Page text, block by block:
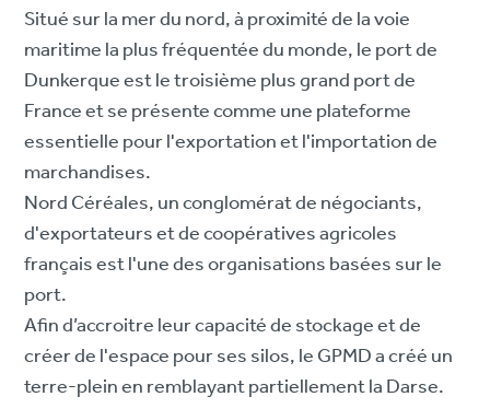
Situé sur la mer du nord, à proximité de la voie
maritime la plus fréquentée du monde, le port de
Dunkerque est le troisième plus grand port de
France et se présente comme une plateforme
essentielle pour l'exportation et l'importation de
marchandises.
Nord Céréales, un conglomérat de négociants,
d'exportateurs et de coopératives agricoles
français est l'une des organisations basées sur le
port.
Afin d’accroitre leur capacité de stockage et de
créer de l'espace pour ses silos, le GPMD a créé un
terre-plein en remblayant partiellement la Darse.